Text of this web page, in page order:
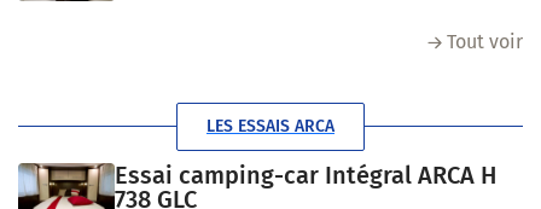
Tout voir
LES ESSAIS ARCA
Essai camping-car Intégral ARCA H
738 GLC